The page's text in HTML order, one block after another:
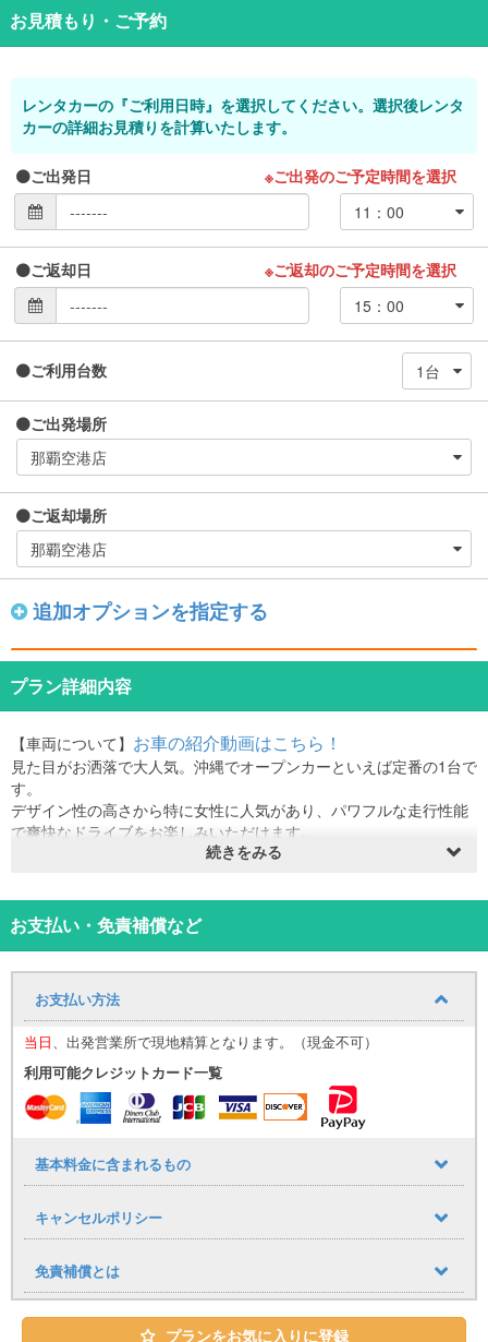
お見積もり・ご予約
レンタカーの『ご利用日時』を選択してください。選択後レンタ
カーの詳細お見積りを計算いたします。
ご出発日 ※ご出発のご予定時間を選択
ご返却日 ※ご返却のご予定時間を選択
ご利用台数
ご出発場所
ご返却場所
追加オプションを指定する
プラン詳細内容
【車両について】 お車の紹介動画はこちら！
見た目がお洒落で大人気。沖縄でオープンカーといえば定番の1台で
す。
デザイン性の高さから特に女性に人気があり、パワフルな走行性能
で爽快なドライブをお楽しみいただけます。
※車両カラーの指定はできかねます。
【那覇空港送迎について（無料）】お迎え場所についてはこち
ら！
■ 運行時間
9:30〜17:30（1時間おきに運行）
到着時間に応じて、最寄りの送迎便にてご案内いたします。
（例：９：００までに那覇空港に到着→９：３０発の送迎便）
空港への送りは１７：００発が最終便となりますので、予めご了承
下さい。
■ 乗車場所
⸻
【公式LINE登録のお願い】
・LINE ID：@661gpual
公式LINE登録の際に下記情報をメッセージでお送りください。
・お名前（フルネーム） ・レンタル日時
・ご予約車種
当日のご連絡は、公式LINEを使用して行います。
続きをみる
お支払い・免責補償など
お支払い方法
当日
、出発営業所で現地精算となります。（現金不可）
利用可能クレジットカード一覧
基本料金に含まれるもの
キャンセルポリシー
免責補償とは
プランをお気に入りに登録